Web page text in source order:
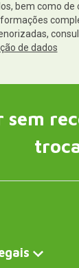
bem como
de dados
sem